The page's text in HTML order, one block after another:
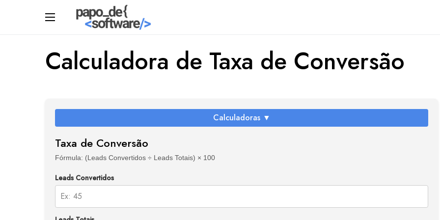
Calculadora de Taxa de Conversão
Calculadoras ▼
Taxa de Conversão
Fórmula: (Leads Convertidos ÷ Leads Totais) × 100
Leads Convertidos